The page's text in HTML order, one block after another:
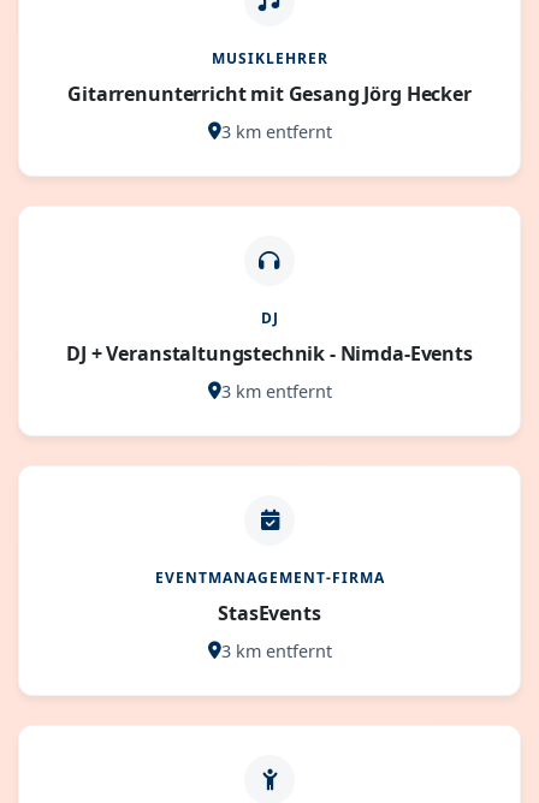
MUSIKLEHRER
Gitarrenunterricht mit Gesang Jörg Hecker
3 km entfernt
DJ
DJ + Veranstaltungstechnik - Nimda-Events
3 km entfernt
EVENTMANAGEMENT-FIRMA
StasEvents
3 km entfernt